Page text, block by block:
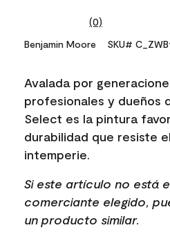
No
value.
link.
(0)
Benjamin Moore SKU#
Avalada por
profesionales y dueños
Select es la pintura
durabilidad que resiste
intemperie.
Si este artículo no está
comerciante elegido,
un producto similar.